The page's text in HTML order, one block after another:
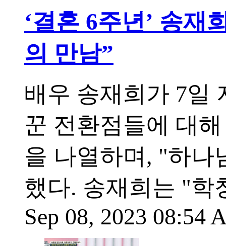
‘결혼 6주년’ 송재
의 만남”
배우 송재희가 7일
꾼 전환점들에 대
을 나열하며, "하나
했다. 송재희는 "
Sep 08, 2023 08:54